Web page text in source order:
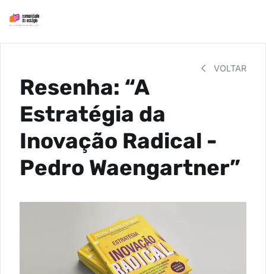
VOLTAR
Resenha: “A
Estratégia da
Inovação Radical -
Pedro Waengartner”